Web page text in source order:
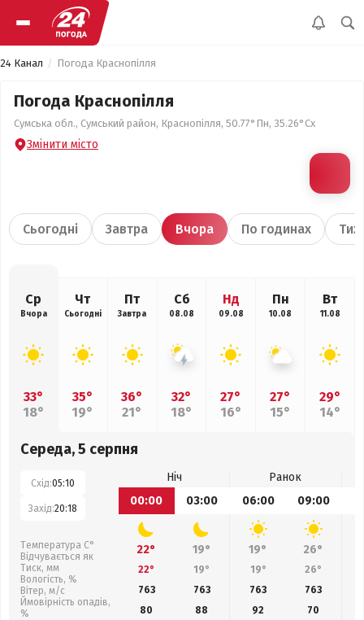
24 Канал Погода Краснопілля
Погода Краснопілля
Сумська обл., Сумський район, Краснопілля, 50.77°Пн, 35.26°Сх
Змінити місто
Сьогодні Завтра Вчора По годинах
Ср
Вчора
33°
18°
Чт
Сьогодні
35°
19°
Пт
Завтра
36°
21°
Сб
08.08
32°
18°
Нд
09.08
27°
16°
Пн
10.08
27°
15°
Вт
11.08
29°
14°
Середа, 5 серпня
Схід:05:10
Захід:20:18
Температура С°
Відчувається як
Тиск, мм
Вологість, %
Вітер, м/с
Ймовірність опадів,
%
Ніч
Ранок
00:00
03:00 06:00 09:00
22° 19° 19° 26°
22° 19° 19° 26°
763
763 763 763
80
88 92 70